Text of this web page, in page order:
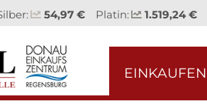
54,97 € Platin: 1.519,24 €
EINKAUFEN